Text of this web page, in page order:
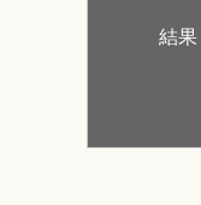
結果